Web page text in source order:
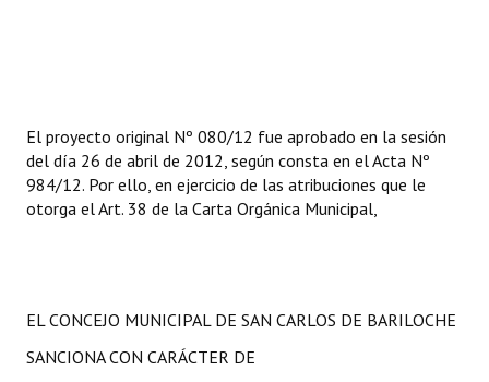
El proyecto original Nº 080/12 fue aprobado en la sesión
del día 26 de abril de 2012, según consta en el Acta Nº
984/12. Por ello, en ejercicio de las atribuciones que le
otorga el Art. 38 de la Carta Orgánica Municipal,
EL CONCEJO MUNICIPAL DE SAN CARLOS DE BARILOCHE
SANCIONA CON CARÁCTER DE